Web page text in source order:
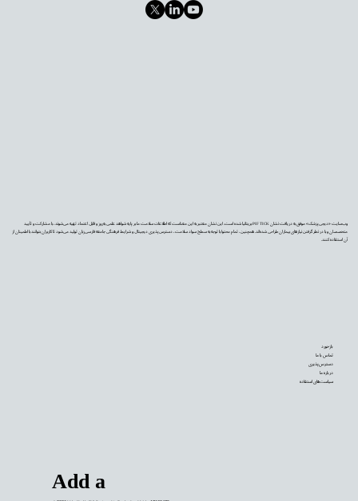
Add a
وب‌سایت «دیجی‌پزشک» موفق به دریافت نشان PIF TICK بریتانیا شده است. این نشان معتبر به این معناست که اطلاعات سلامت ما بر پایه شواهد علمی به‌روز و قابل اعتماد تهیه می‌شوند، با مشارکت و تأیید
متخصصان و با در نظر گرفتن نیازهای بیماران طراحی شده‌اند. همچنین، تمام محتوا با توجه به سطح سواد سلامت، دسترس‌پذیری دیجیتال و شرایط فرهنگی جامعه فارسی‌زبان تولید می‌شود تا کاربران بتوانند با اطمینان از
آن استفاده کنند.
بازخورد
تماس با ما
دسترس‌پذیری
درباره ما
سیاست‌های استفاده